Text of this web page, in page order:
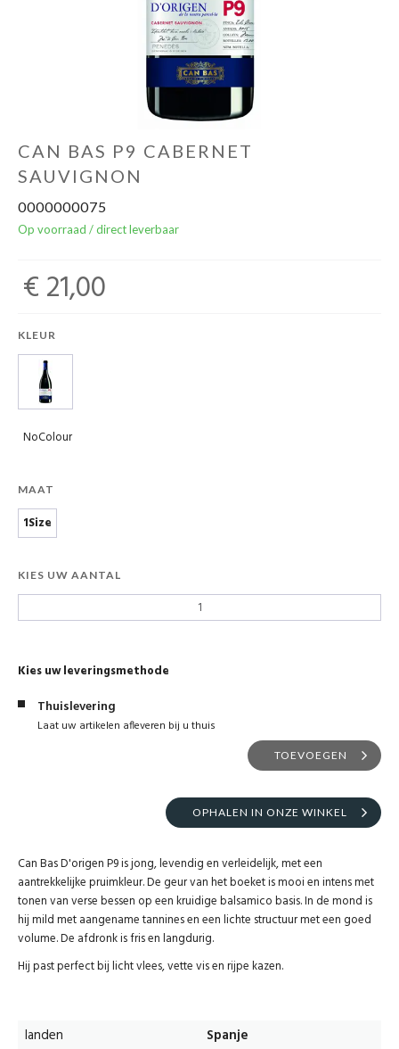
Geels Witteke De Maan's Jenever
CAN BAS P9 CABERNET
SAUVIGNON
0000000075
Op voorraad / direct leverbaar
€ 21,00
KLEUR
NoColour
MAAT
1Size
KIES UW AANTAL
Kies uw leveringsmethode
Thuislevering
Laat uw artikelen afleveren bij u thuis
TOEVOEGEN
OPHALEN IN ONZE WINKEL
Can Bas D'origen P9 is jong, levendig en verleidelijk, met een
aantrekkelijke pruimkleur. De geur van het boeket is mooi en intens met
tonen van verse bessen op een kruidige balsamico basis. In de mond is
hij mild met aangename tannines en een lichte structuur met een goed
volume. De afdronk is fris en langdurig.
Hij past perfect bij licht vlees, vette vis en rijpe kazen.
landen
Spanje